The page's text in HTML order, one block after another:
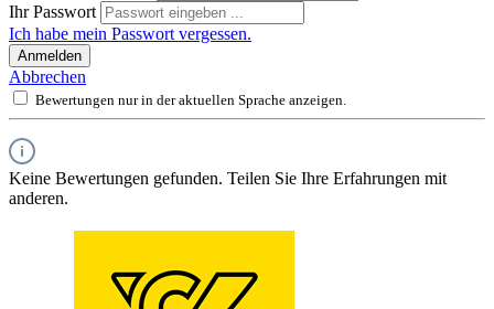
Ihr Passwort
Ich habe mein Passwort vergessen.
Anmelden
Abbrechen
Bewertungen nur in der aktuellen Sprache anzeigen.
Keine Bewertungen gefunden. Teilen Sie Ihre Erfahrungen mit
anderen.